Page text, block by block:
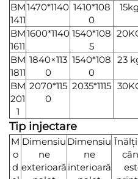
BM
1411
1470*1140 1410*108
0
15kg
BM
1611
1600*1140 1540*108
5
BM
1811
1840×113
0
1540*108
0
23
BM
201
1
2070*115
0
2035*1115
Tip injectare
M
o
d
Dimensiu
ne
exterioară
Dimensiu
ne
interioară